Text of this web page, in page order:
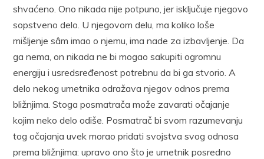
shvaćeno. Ono nikada nije potpuno, jer isključuje njegovo
sopstveno delo. U njegovom delu, ma koliko loše
mišljenje sâm imao o njemu, ima nade za izbavljenje. Da
ga nema, on nikada ne bi mogao sakupiti ogromnu
energiju i usredsređenost potrebnu da bi ga stvorio. A
delo nekog umetnika odražava njegov odnos prema
bližnjima. Stoga posmatrača može zavarati očajanje
kojim neko delo odiše. Posmatrač bi svom razumevanju
tog očajanja uvek morao pridati svojstva svog odnosa
prema bližnjima: upravo ono što je umetnik posredno